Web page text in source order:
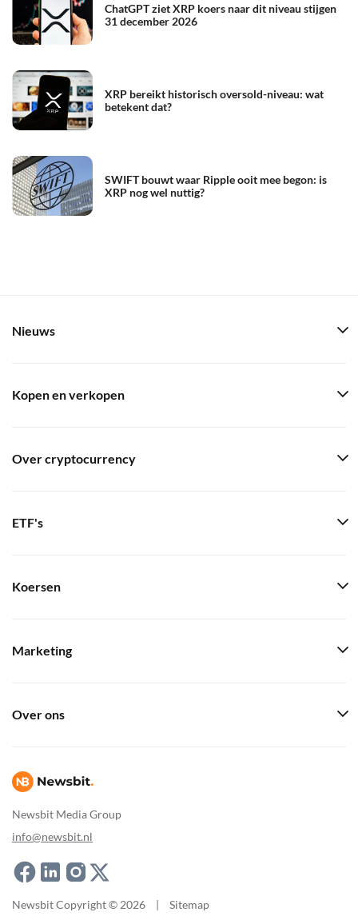
ChatGPT ziet XRP koers naar dit niveau stijgen
31 december 2026
XRP bereikt historisch oversold-niveau: wat
betekent dat?
SWIFT bouwt waar Ripple ooit mee begon: is
XRP nog wel nuttig?
Newsbit Media Group
info@newsbit.nl
Nieuws
Kopen en verkopen
Over cryptocurrency
ETF's
Koersen
Marketing
Over ons
Newsbit Copyright © 2026 | Sitemap